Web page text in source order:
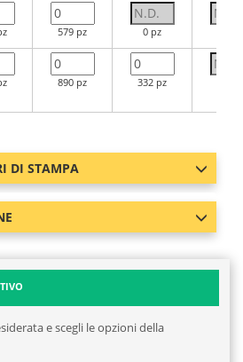
579 pz 0 pz
890 pz 332 pz
DI STAMPA
e scegli le opzioni della